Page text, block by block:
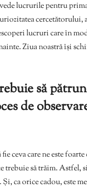
lucrurile pentru
lucruri care în
Ziua noastră își
să
de
ceva care ne este
trebuie să trăim. Astfel,
ca orice cadou, este